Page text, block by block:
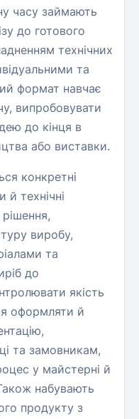
часу займають
до готового
технічних
та
формат навчає
випробовувати
до кінця в
або виставки.
конкретні
й технічні
виробу,
та
до
якість
оформляти й
та замовникам,
у майстерні й
набувають
продукту з